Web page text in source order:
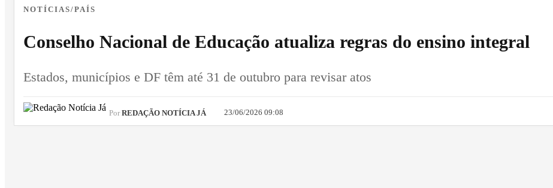
NOTÍCIAS/PAÍS
Conselho Nacional de Educação atualiza regras do ensino integral
Estados, municípios e DF têm até 31 de outubro para revisar atos
Por REDAÇÃO NOTÍCIA JÁ 23/06/2026 09:08